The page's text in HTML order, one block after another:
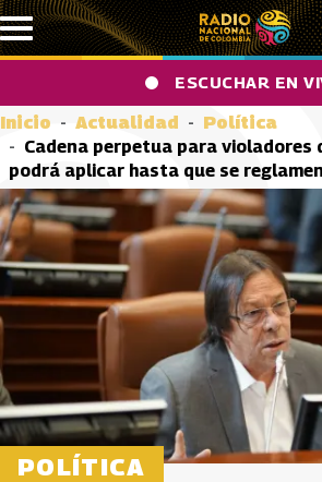
Pasar al contenido principal
ESCUCHAR EN
Inicio Actualidad
Política
Cadena perpetua para violadores
podrá aplicar hasta que se
POLÍTICA